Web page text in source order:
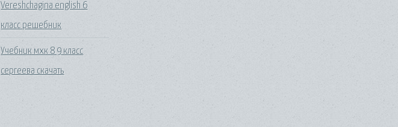
Vereshchagina english 6
класс решебник
Учебник мхк 8 9 класс
сергеева скачать